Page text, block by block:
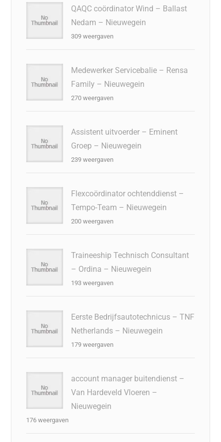
QAQC coördinator Wind – Ballast
Nedam – Nieuwegein
309 weergaven
Medewerker Servicebalie – Rensa
Family – Nieuwegein
270 weergaven
Assistent uitvoerder – Eminent
Groep – Nieuwegein
239 weergaven
Flexcoördinator ochtenddienst –
Tempo-Team – Nieuwegein
200 weergaven
Traineeship Technisch Consultant
– Ordina – Nieuwegein
193 weergaven
Eerste Bedrijfsautotechnicus – TNF
Netherlands – Nieuwegein
179 weergaven
account manager buitendienst –
Van Hardeveld Vloeren –
Nieuwegein
176 weergaven